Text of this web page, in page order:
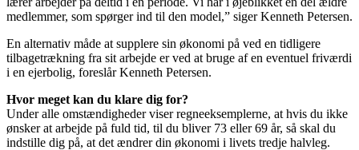
medlemmer, som spørger ind til den model,” siger Kenneth Petersen.
En alternativ måde at supplere sin økonomi på ved en tidligere
tilbagetrækning fra sit arbejde er ved at bruge af en eventuel friværdi
i en ejerbolig, foreslår Kenneth Petersen.
Hvor meget kan du klare dig for?
Under alle omstændigheder viser regne­eksemplerne, at hvis du ikke
ønsker at arbejde på fuld tid, til du bliver 73 eller 69 år, så skal du
indstille dig på, at det ændrer din økonomi i livets tredje halvleg.